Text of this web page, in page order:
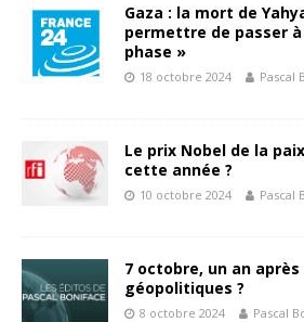
Gaza : la mort de
permettre de passer
phase »
18 octobre 2024 Pascal
Le prix Nobel de la
cette année ?
10 octobre 2024 Pascal
7 octobre, un an
géopolitiques ?
8 octobre 2024 Pascal